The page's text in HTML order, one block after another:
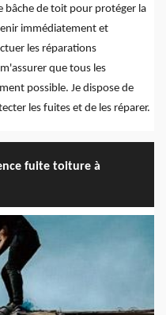
bâche de toit pour protéger la
immédiatement et
les réparations
que tous les
possible. Je dispose de
les fuites et de les réparer.
fuite toiture à